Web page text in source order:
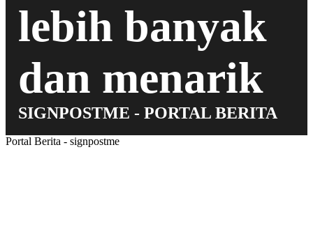
lebih banyak
dan menarik
SIGNPOSTME - PORTAL BERITA
Portal Berita - signpostme